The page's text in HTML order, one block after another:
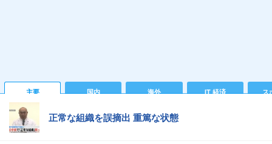
主要 国内 海外 IT 経済 ス
正常な組織を誤摘出 重篤な状態